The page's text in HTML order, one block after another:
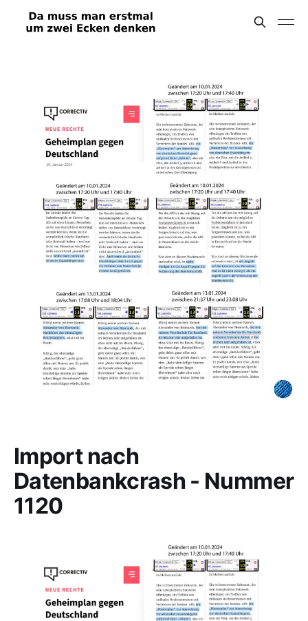
Import nach
Datenbankcrash - Nummer
1120